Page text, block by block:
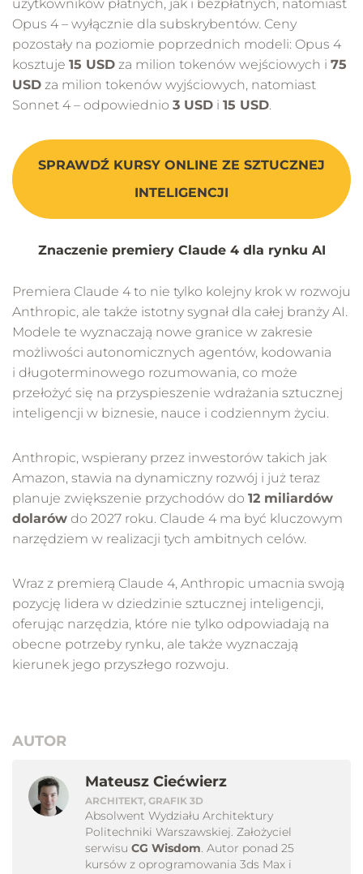
użytkowników płatnych, jak i bezpłatnych, natomiast
Opus 4 – wyłącznie dla subskrybentów. Ceny
pozostały na poziomie poprzednich modeli: Opus 4
kosztuje 15 USD za milion tokenów wejściowych i 75
USD za milion tokenów wyjściowych, natomiast
Sonnet 4 – odpowiednio 3 USD i 15 USD.
SPRAWDŹ KURSY ONLINE ZE SZTUCZNEJ
INTELIGENCJI
Znaczenie premiery Claude 4 dla rynku AI
Premiera Claude 4 to nie tylko kolejny krok w rozwoju
Anthropic, ale także istotny sygnał dla całej branży AI.
Modele te wyznaczają nowe granice w zakresie
możliwości autonomicznych agentów, kodowania
i długoterminowego rozumowania, co może
przełożyć się na przyspieszenie wdrażania sztucznej
inteligencji w biznesie, nauce i codziennym życiu.
Anthropic, wspierany przez inwestorów takich jak
Amazon, stawia na dynamiczny rozwój i już teraz
planuje zwiększenie przychodów do 12 miliardów
dolarów do 2027 roku. Claude 4 ma być kluczowym
narzędziem w realizacji tych ambitnych celów.
Wraz z premierą Claude 4, Anthropic umacnia swoją
pozycję lidera w dziedzinie sztucznej inteligencji,
oferując narzędzia, które nie tylko odpowiadają na
obecne potrzeby rynku, ale także wyznaczają
kierunek jego przyszłego rozwoju.
AUTOR
Mateusz Ciećwierz
ARCHITEKT, GRAFIK 3D
Absolwent Wydziału Architektury
Politechniki Warszawskiej. Założyciel
serwisu CG Wisdom. Autor ponad 25
kursów z oprogramowania 3ds Max i